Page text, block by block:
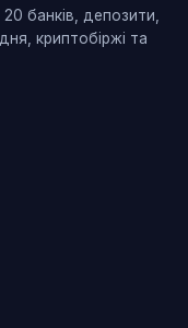
банків, депозити,
криптобіржі та